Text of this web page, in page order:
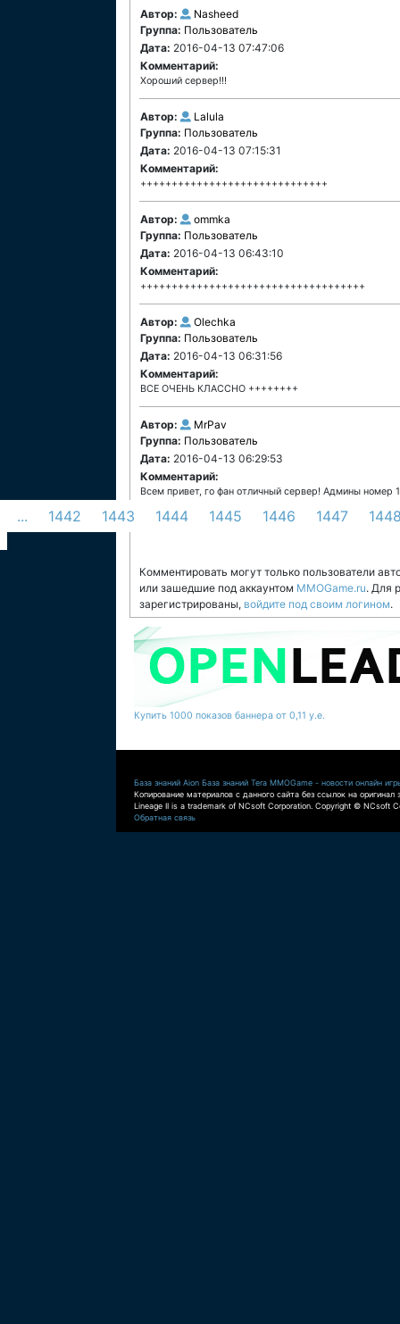
Автор:
Nasheed
Группа: Пользователь
Дата: 2016-04-13 07:47:06
Комментарий:
Хороший сервер!!!
Автор:
Lalula
Группа: Пользователь
Дата: 2016-04-13 07:15:31
Комментарий:
++++++++++++++++++++++++++++++
Автор:
ommka
Группа: Пользователь
Дата: 2016-04-13 06:43:10
Комментарий:
++++++++++++++++++++++++++++++++++++
Автор:
Olechka
Группа: Пользователь
Дата: 2016-04-13 06:31:56
Комментарий:
ВСЕ ОЧЕНЬ КЛАССНО ++++++++
Автор:
MrPav
Группа: Пользователь
Дата: 2016-04-13 06:29:53
Комментарий:
Всем привет, го фан отличный сервер! Админы номер
... 1442 1443 1444 1445 1446 1447
Комментировать могут только пользователи
или зашедшие под аккаунтом MMOGame.ru. Для
зарегистрированы, войдите под своим логином.
Купить 1000 показов баннера от 0,11 у.е.
База знаний Aion База знаний Tera MMOGame - новости онлайн
Копирование материалов с данного сайта без ссылок на оригинал
Lineage II is a trademark of NCsoft Corporation. Copyright © NCsoft
Обратная связь